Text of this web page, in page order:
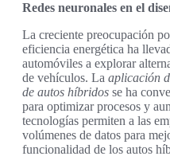
Redes neuronales en el
La creciente preocupación
eficiencia energética ha
automóviles a explorar
de vehículos. La aplicación
de autos híbridos se ha
para optimizar procesos y
tecnologías permiten a las
volúmenes de datos para
funcionalidad de los autos